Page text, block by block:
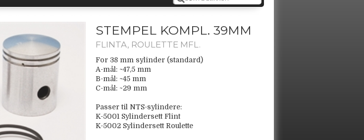
STEMPEL KOMPL. 39MM
FLINTA, ROULETTE MFL.
For 38 mm sylinder (standard)
A-mål: ~47,5 mm
B-mål: ~45 mm
C-mål: ~29 mm
Passer til NTS-sylindere:
K-5001 Sylindersett Flint
K-5002 Sylindersett Roulette